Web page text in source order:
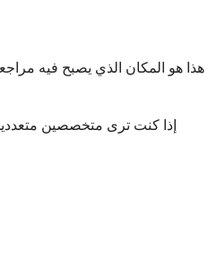
هذا هو المكان الذي يصبح فيه
إذا كنت ترى متخصصين